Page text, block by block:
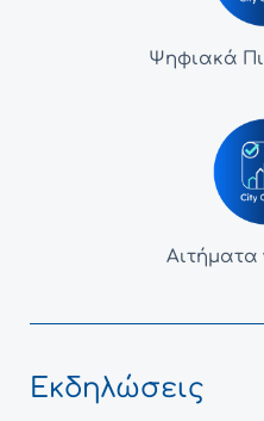
Ψηφιακά
Αιτήματα
Εκδηλώσεις